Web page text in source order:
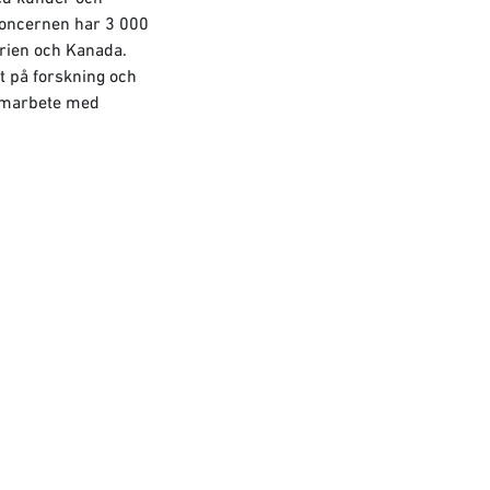
har 3 000
och Kanada.
på forskning och
med